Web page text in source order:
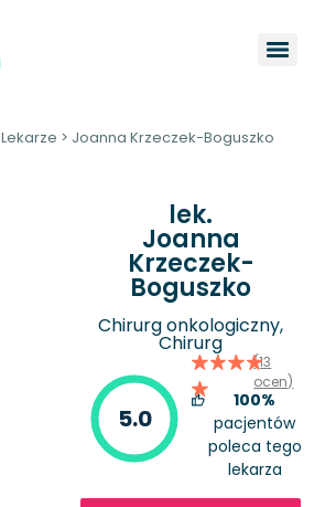
Lekarze > Joanna Krzeczek-Boguszko
lek.
Joanna
Krzeczek-
Boguszko
Chirurg onkologiczny,
Chirurg
5.0
(13
ocen)
100%
pacjentów
poleca tego
lekarza